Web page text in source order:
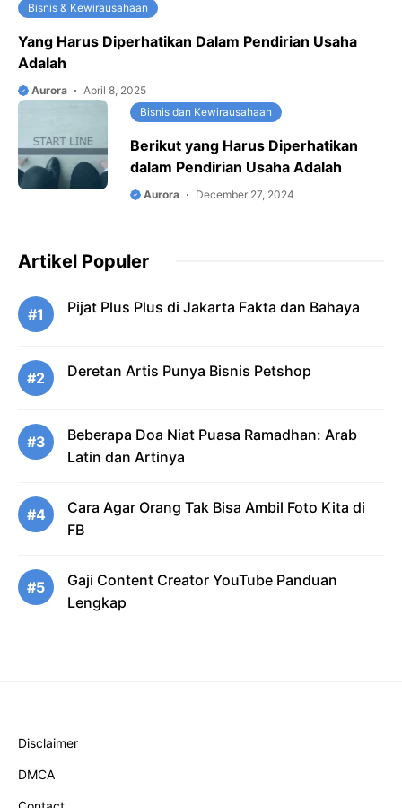
Bisnis & Kewirausahaan
Yang Harus Diperhatikan Dalam Pendirian Usaha
Adalah
Aurora
April 8, 2025
Bisnis dan Kewirausahaan
Berikut yang Harus Diperhatikan
dalam Pendirian Usaha Adalah
Aurora December 27, 2024
Artikel Populer
#1 Pijat Plus Plus di Jakarta Fakta dan Bahaya
#2 Deretan Artis Punya Bisnis Petshop
#3
Beberapa Doa Niat Puasa Ramadhan: Arab
Latin dan Artinya
#4
Cara Agar Orang Tak Bisa Ambil Foto Kita di
FB
#5
Gaji Content Creator YouTube Panduan
Lengkap
Disclaimer
DMCA